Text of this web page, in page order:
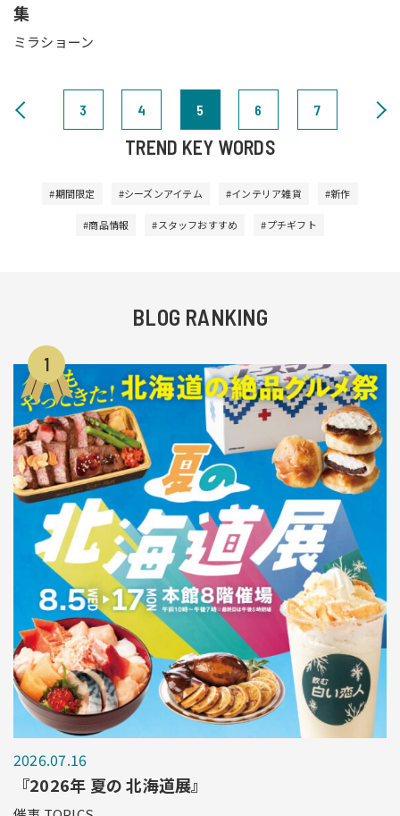
集
ミラショーン
3 4 5 6 7
TREND KEY WORDS
#期間限定 #シーズンアイテム #インテリア雑貨 #新作
#商品情報 #スタッフおすすめ #プチギフト
BLOG RANKING
1
2026.07.16
『2026年 夏の 北海道展』